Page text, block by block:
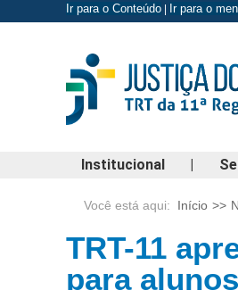
Ir para o Conteúdo Ir para o
Institucional |
Você está aqui: Início >>
TRT-11
para